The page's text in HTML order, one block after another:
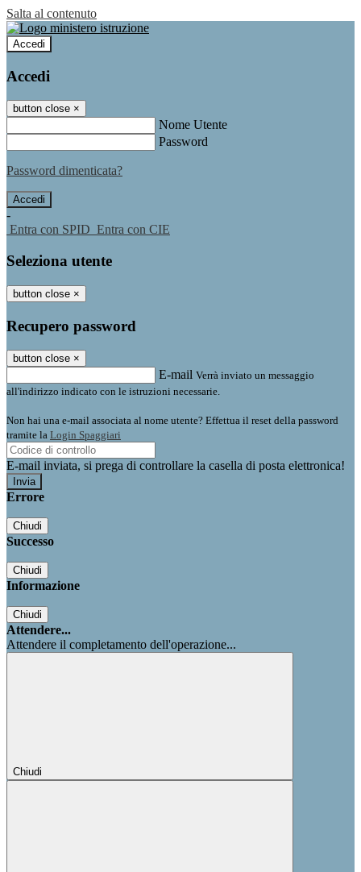
Salta al contenuto
Accedi
Accedi
button close ×
Nome Utente
Password
Password dimenticata?
-
Entra con SPID Entra con CIE
Seleziona utente
button close ×
Recupero password
button close ×
E-mail Verrà inviato un messaggio
all'indirizzo indicato con le istruzioni necessarie.
Non hai una e-mail associata al nome utente? Effettua il reset della password
tramite la Login Spaggiari
E-mail inviata, si prega di controllare la casella di posta elettronica!
Errore
Chiudi
Successo
Chiudi
Informazione
Chiudi
Attendere...
Attendere il completamento dell'operazione...
Chiudi